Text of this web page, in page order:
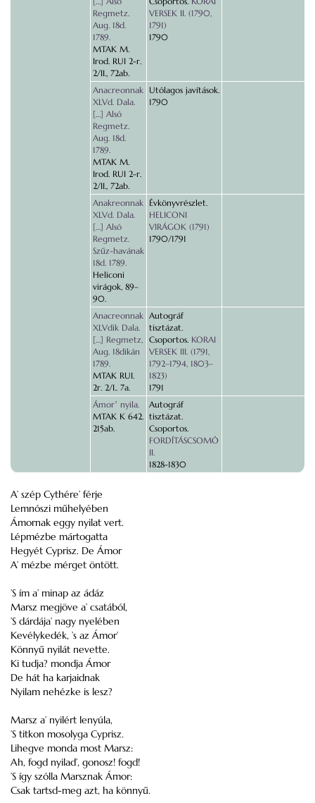
Regmetz.
Aug. 18d.
1789.
MTAK M.
Irod. RUI 2-r.
2/II., 72ab.
VERSEK II. (1790,
1791)
1790
Anacreonnak
XLVd. Dala.
[…] Alsó
Regmetz.
Aug. 18d.
1789.
MTAK M.
Irod. RUI 2-r.
2/II., 72ab.
Utólagos javítások.
1790
Anakreonnak
XLVd. Dala.
[…] Alsó
Regmetz.
Szűz-havának
18d. 1789.
Heliconi
virágok, 89–
90.
Évkönyvrészlet.
HELICONI
VIRÁGOK (1791)
1790/1791
Anacreonnak
XLVdik Dala.
[…] Regmetz,
Aug. 18dikán
1789.
MTAK RUI.
2r. 2/I.. 7a.
Autográf
tisztázat.
Csoportos. KORAI
VERSEK III. (1791,
1792–1794, 1803–
1823)
1791
Ámorʼ nyila.
MTAK K 642.
215ab.
Autográf
tisztázat.
Csoportos.
FORDÍTÁSCSOMÓ
II.
1828-1830
A’ szép Cythére’ férje
Lemnószi műhelyében
Ámornak eggy nyilat vert.
Lépmézbe mártogatta
Hegyét Cyprisz. De Ámor
A’ mézbe mérget öntött.
’S ím a’ minap az ádáz
Marsz megjöve a’ csatából,
’S dárdája’ nagy nyelében
Kevélykedék, ’s az Ámor’
Könnyű nyilát nevette.
Ki tudja? mondja Ámor
De hát ha karjaidnak
Nyilam nehézke is lesz?
Marsz a’ nyilért lenyúla,
’S titkon mosolyga Cyprisz.
Lihegve monda most Marsz:
Ah, fogd nyilad’, gonosz! fogd!
’S így szólla Marsznak Ámor:
Csak tartsd-meg azt, ha könnyű.